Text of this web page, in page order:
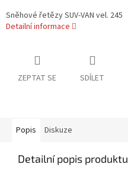
Sněhové řetězy SUV-VAN vel. 245
Detailní informace
ZEPTAT SE SDÍLET
Popis Diskuze
Detailní popis produktu